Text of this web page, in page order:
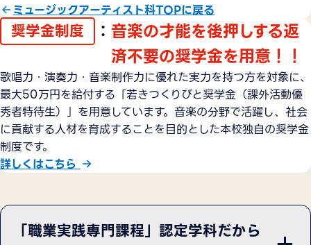
ミュージックアーティスト科TOPに戻る
奨学金制度 ： 音楽の才能を後押しする返
済不要の奨学金を用意！！
歌唱力・演奏力・音楽制作力に優れた実力を持つ方を対象に、
最大50万円を給付する「若きつくりびと奨学金（課外活動優
秀者特待生）」を用意しています。音楽の分野で活躍し、社会
に貢献する人材を育成することを目的とした本校独自の奨学金
制度です。
詳しくはこちら
「職業実践専門課程」認定学科だから